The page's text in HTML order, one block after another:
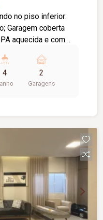
no piso inferior:
e armário sob a
de
4 2
Garagens